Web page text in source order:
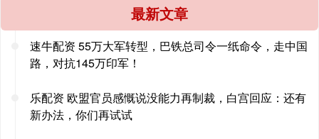
最新文章
速牛配资 55万大军转型，巴铁总司令一纸命令，走中国
路，对抗145万印军！
乐配资 欧盟官员感慨说没能力再制裁，白宫回应：还有
新办法，你们再试试